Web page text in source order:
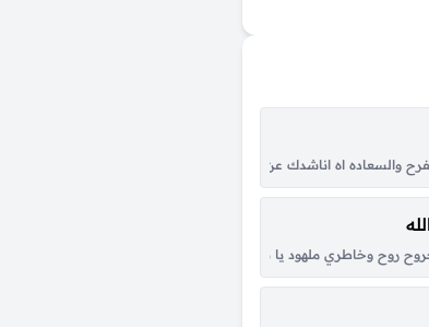
كود جرحي اللي شفته بعيني يطيب بين موت وحياه وبين خوف
والسعاده اه اناشدك عن دمع درج فوق خدي كل ما شفت زولك هل
فيه راده مدام ماشي هوانا في مراده على قد ماحكوا خلهم يقولون حكي
روح وخاطري ملهود يا ناس خلوني على فالي تبكي عيوني